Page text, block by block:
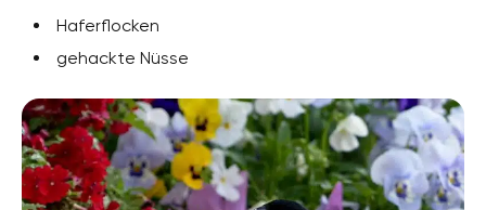
Haferflocken
gehackte Nüsse